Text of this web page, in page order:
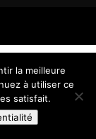
la meilleure
à utiliser ce
satisfait.